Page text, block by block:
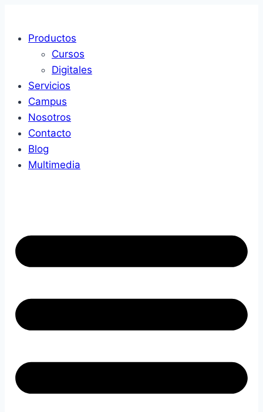
contenido
Productos
Cursos
Digitales
Servicios
Campus
Nosotros
Contacto
Blog
Multimedia